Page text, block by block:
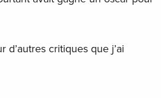
d’autres critiques que j’ai